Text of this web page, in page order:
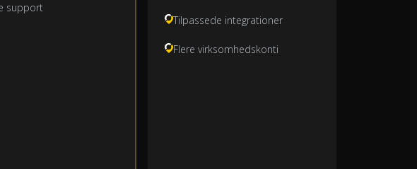
support
Tilpassede integrationer
Flere virksomhedskonti